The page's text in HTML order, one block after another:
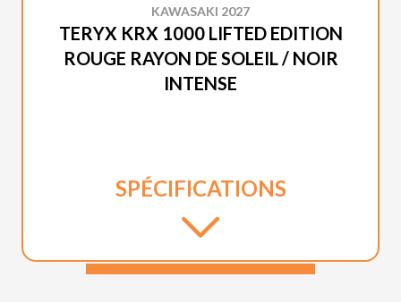
KAWASAKI 2027
TERYX KRX 1000 LIFTED EDITION
ROUGE RAYON DE SOLEIL / NOIR
INTENSE
SPÉCIFICATIONS